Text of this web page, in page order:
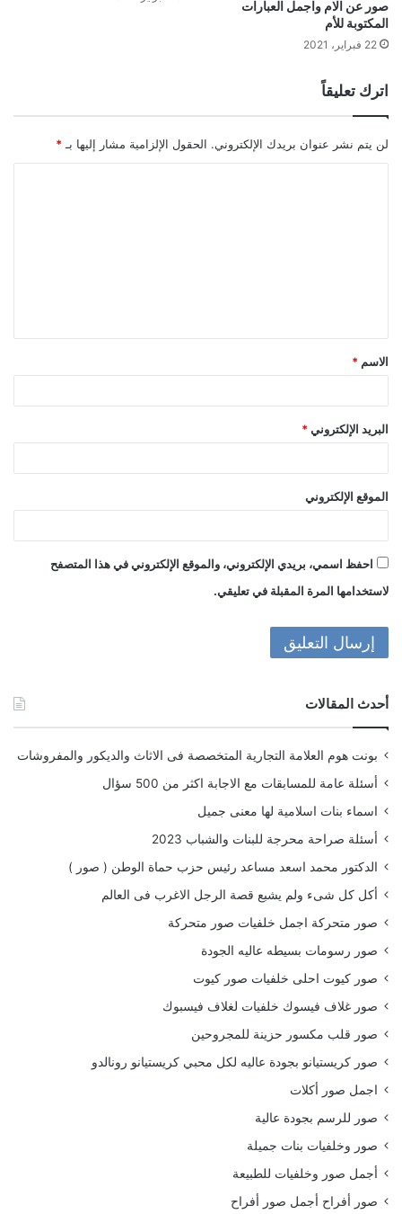
صور عن الام واجمل العبارات
المكتوبة للأم
22 فبراير، 2021
اترك تعليقاً
لن يتم نشر عنوان بريدك الإلكتروني. الحقول الإلزامية مشار إليها بـ *
ق
*
الاسم *
البريد الإلكتروني *
الموقع الإلكتروني
احفظ اسمي، بريدي الإلكتروني، والموقع الإلكتروني في هذا المتصفح
لاستخدامها المرة المقبلة في تعليقي.
أحدث المقالات
بونت هوم العلامة التجارية المتخصصة فى الاثاث والديكور والمفروشات
أسئلة عامة للمسابقات مع الاجابة اكثر من 500 سؤال
اسماء بنات اسلامية لها معنى جميل
أسئلة صراحة محرجة للبنات والشباب 2023
الدكتور محمد اسعد مساعد رئيس حزب حماة الوطن ( صور )
أكل كل شىء ولم يشبع قصة الرجل الاغرب فى العالم
صور متحركة اجمل خلفيات صور متحركة
صور رسومات بسيطه عاليه الجودة
صور كيوت احلى خلفيات صور كيوت
صور غلاف فيسوك خلفيات لغلاف فيسبوك
صور قلب مكسور حزينة للمجروحين
صور كريستيانو بجودة عاليه لكل محبي كريستيانو رونالدو
اجمل صور أكلات
صور للرسم بجودة عالية
صور وخلفيات بنات جميلة
أجمل صور وخلفيات للطبيعة
صور أفراح أجمل صور أفراح